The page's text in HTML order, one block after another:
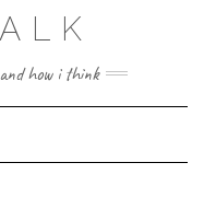
how i think